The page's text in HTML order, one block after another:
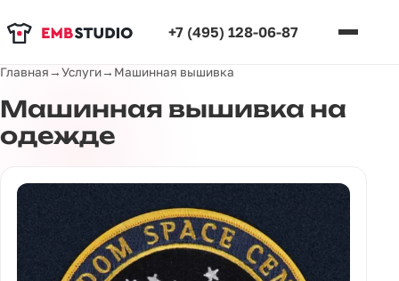
+7 (495) 128-06-87
Главная→Услуги→ Машинная вышивка
Машинная вышивка на
одежде